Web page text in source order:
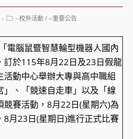
Post--校外活動/--重要公告
電腦鼠暨智慧輪型機器人國內
訂於115年8月22日及23日假龍
活動中心舉辦大專與高中職組
」、「競速自走車」以及「線
競賽活動，8月22日(星期六)為
8月23日(星期日)進行正式比賽